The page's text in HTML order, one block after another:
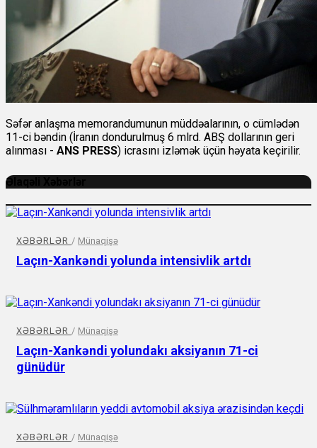
Səfər anlaşma memorandumunun müddəalarının, o cümlədən
11-ci bəndin (İranın dondurulmuş 6 mlrd. ABŞ dollarının geri
alınması - ANS PRESS) icrasını izləmək üçün həyata keçirilir.
Əlaqəli Xəbərlər
XƏBƏRLƏR / Münaqişə
Laçın-Xankəndi yolunda intensivlik artdı
XƏBƏRLƏR / Münaqişə
Laçın-Xankəndi yolundakı aksiyanın 71-ci
günüdür
XƏBƏRLƏR / Münaqişə